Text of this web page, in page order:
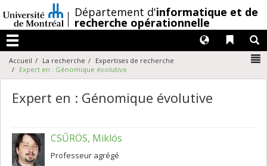
au
contenu
/Département d'informatique et de
recherche opérationnelle
Menu
Liens
Langues
Accueil La recherche
Expertises de recherche
Expert en : Génomique évolutive
Expert en : Génomique évolutive
CSŰRÖS, Miklós
Professeur agrégé